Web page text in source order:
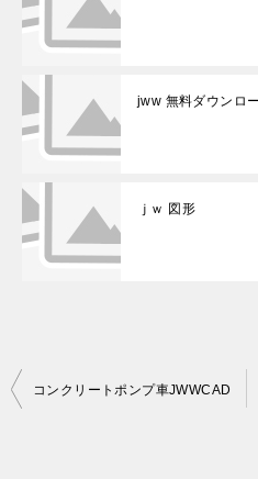
jww 無料ダウンロ
ｊｗ 図形
投
コンクリートポンプ車JWWCAD